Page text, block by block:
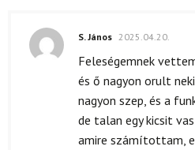
S. János 2025.04.20.
Feleségemnek
és ő nagyon orult
nagyon szep, és a
de talan egy kicsit
amire számítottam,